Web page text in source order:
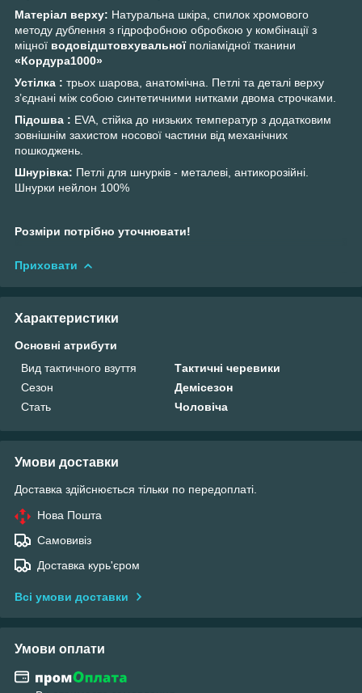
Матеріал верху: Натуральна шкіра, спилок хромового
методу дублення з гідрофобною обробкою у комбінації з
міцної водовідштовхувальної поліамідної тканини
«Кордура1000»
Устілка : трьох шарова, анатомічна. Петлі та деталі верху
з’єднані між собою синтетичними нитками двома строчками.
Підошва : EVA, стійка до низьких температур з додатковим
зовнішнім захистом носової частини від механічних
пошкоджень.
Шнурівка: Петлі для шнурків - металеві, антикорозійні.
Шнурки нейлон 100%
Розміри потрібно уточнювати!
Приховати
Характеристики
Основні атрибути
Вид тактичного взуття
Тактичні черевики
Сезон
Демісезон
Стать
Чоловіча
Умови доставки
Доставка здійснюється тільки по передоплаті.
Нова Пошта
Самовивіз
Доставка курь'єром
Всі умови доставки
Умови оплати